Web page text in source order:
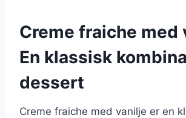
Creme fraiche med
En klassisk
dessert
Creme fraiche med vanilje er en